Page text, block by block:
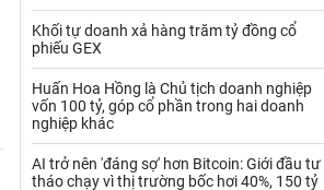
Palladium Phân bón
Rau - Củ -Quả Sắt thép
Sữa
Than Thức ăn chăn nuôi
Khối tự doanh xả hàng trăm tỷ đồng cổ
phiếu GEX
Huấn Hoa Hồng là Chủ tịch doanh nghiệp
vốn 100 tỷ, góp cổ phần trong hai doanh
nghiệp khác
AI trở nên 'đáng sợ' hơn Bitcoin: Giới đầu tư
tháo chạy vì thị trường bốc hơi 40%, 150 tỷ